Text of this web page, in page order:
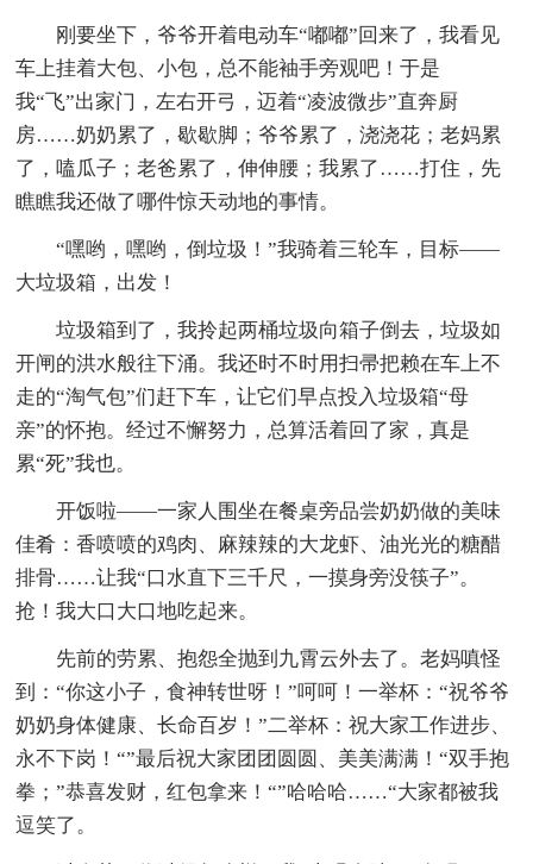
刚要坐下，爷爷开着电动车“嘟嘟”回来了，我看见
车上挂着大包、小包，总不能袖手旁观吧！于是
我“飞”出家门，左右开弓，迈着“凌波微步”直奔厨
房……奶奶累了，歇歇脚；爷爷累了，浇浇花；老妈累
了，嗑瓜子；老爸累了，伸伸腰；我累了……打住，先
瞧瞧我还做了哪件惊天动地的事情。
“嘿哟，嘿哟，倒垃圾！”我骑着三轮车，目标——
大垃圾箱，出发！
垃圾箱到了，我拎起两桶垃圾向箱子倒去，垃圾如
开闸的洪水般往下涌。我还时不时用扫帚把赖在车上不
走的“淘气包”们赶下车，让它们早点投入垃圾箱“母
亲”的怀抱。经过不懈努力，总算活着回了家，真是
累“死”我也。
开饭啦——一家人围坐在餐桌旁品尝奶奶做的美味
佳肴：香喷喷的鸡肉、麻辣辣的大龙虾、油光光的糖醋
排骨……让我“口水直下三千尺，一摸身旁没筷子”。
抢！我大口大口地吃起来。
先前的劳累、抱怨全抛到九霄云外去了。老妈嗔怪
到：“你这小子，食神转世呀！”呵呵！一举杯：“祝爷爷
奶奶身体健康、长命百岁！”二举杯：祝大家工作进步、
永不下岗！“”最后祝大家团团圆圆、美美满满！“双手抱
拳；”恭喜发财，红包拿来！“”哈哈哈……“大家都被我
逗笑了。